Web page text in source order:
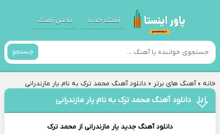
آهنگ جدید پخش آهنگ
جستجو
خانه»آهنگ های برتر » دانلود آهنگ محمد ترک به نام یار مازندرانی
دانلود آهنگ محمد ترک به نام یار مازندرانی
دانلود آهنگ جدید یار مازندرانی از محمد ترک